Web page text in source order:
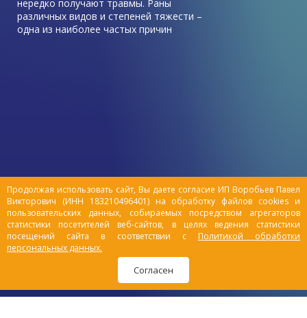
Продолжая использовать сайт, Вы даете согласие ИП Воробьев Павел
Викторович (ИНН 183210496401) на обработку файлов cookies и
пользовательских данных, собираемых посредством агрегаторов
статистики посетителей веб-сайтов, в целях ведения статистики
посещений сайта в соответствии с Политикой обработки
персональных данных.
Согласен
нередко получают травмы. Раны
различных видов и степеней тяжести –
одна из наиболее частых причин
падения.